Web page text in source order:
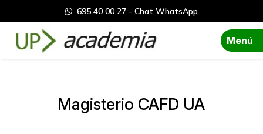
695 40 00 27 - Chat WhatsApp
Menú
Magisterio CAFD UA